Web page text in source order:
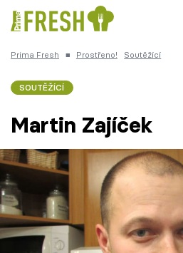
Česká kuchyně
Témata
Recepty
Prima Fresh ■ Prostřeno! Soutěžící
SOUTĚŽÍCÍ
Martin Zajíček